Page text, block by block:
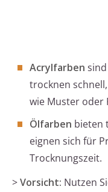
Acrylfarben
trocknen
wie Muster oder
Ölfarben bieten
eignen sich für
Trocknungszeit.
>Vorsicht: Nutzen